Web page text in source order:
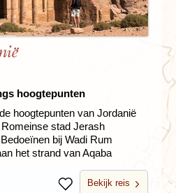
hoogtepunten
hoogtepunten van Jordanië
stad Jerash
bij Wadi Rum
het strand van Aqaba
BewarenBekijk reis